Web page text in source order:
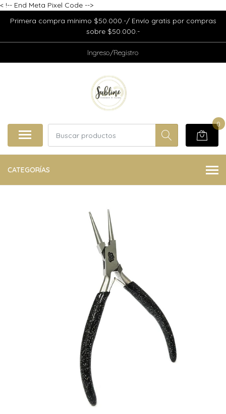
< !-- End Meta Pixel Code -->
Primera compra mínimo $50.000.-/ Envío gratis por compras
sobre $50.000.-
Ingreso/Registro
0
CATEGORÍAS